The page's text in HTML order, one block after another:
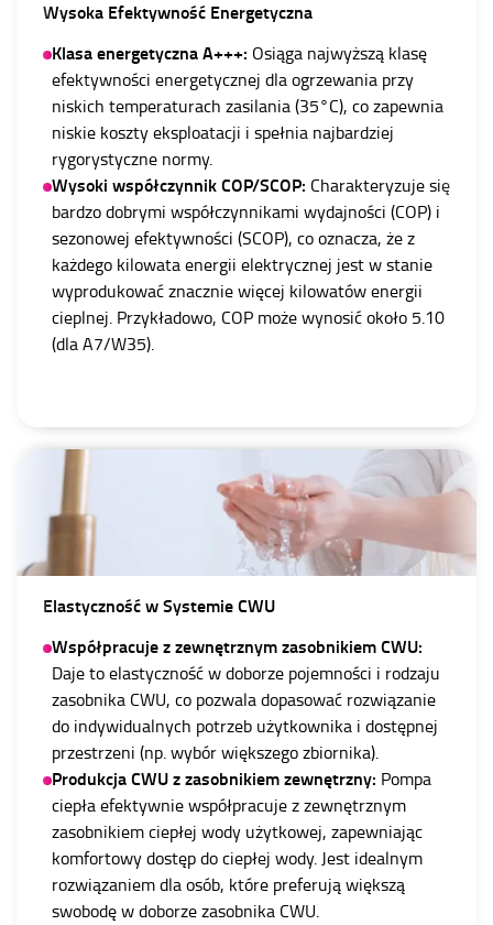
Wysoka Efektywność Energetyczna
Klasa energetyczna A+++: Osiąga najwyższą klasę
efektywności energetycznej dla ogrzewania przy
niskich temperaturach zasilania (35°C), co zapewnia
niskie koszty eksploatacji i spełnia najbardziej
rygorystyczne normy.
Wysoki współczynnik COP/SCOP: Charakteryzuje się
bardzo dobrymi współczynnikami wydajności (COP) i
sezonowej efektywności (SCOP), co oznacza, że z
każdego kilowata energii elektrycznej jest w stanie
wyprodukować znacznie więcej kilowatów energii
cieplnej. Przykładowo, COP może wynosić około 5.10
(dla A7/W35).
Elastyczność w Systemie CWU
Współpracuje z zewnętrznym zasobnikiem CWU:
Daje to elastyczność w doborze pojemności i rodzaju
zasobnika CWU, co pozwala dopasować rozwiązanie
do indywidualnych potrzeb użytkownika i dostępnej
przestrzeni (np. wybór większego zbiornika).
Produkcja CWU z zasobnikiem zewnętrzny: Pompa
ciepła efektywnie współpracuje z zewnętrznym
zasobnikiem ciepłej wody użytkowej, zapewniając
komfortowy dostęp do ciepłej wody. Jest idealnym
rozwiązaniem dla osób, które preferują większą
swobodę w doborze zasobnika CWU.